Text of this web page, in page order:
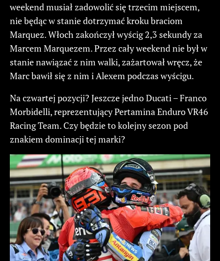
weekend musiał zadowolić się trzecim miejscem,
nie będąc w stanie dotrzymać kroku braciom
Marquez. Włoch zakończył wyścig 2,3 sekundy za
Marcem Marquezem. Przez cały weekend nie był w
stanie nawiązać z nim walki, zażartował wręcz, że
Marc bawił się z nim i Alexem podczas wyścigu.
Na czwartej pozycji? Jeszcze jedno Ducati – Franco
Morbidelli, reprezentujący Pertamina Enduro VR46
Racing Team. Czy będzie to kolejny sezon pod
znakiem dominacji tej marki?